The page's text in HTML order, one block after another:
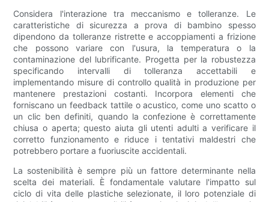
Considera l'interazione tra meccanismo e tolleranze. Le
caratteristiche di sicurezza a prova di bambino spesso
dipendono da tolleranze ristrette e accoppiamenti a frizione
che possono variare con l'usura, la temperatura o la
contaminazione del lubrificante. Progetta per la robustezza
specificando intervalli di tolleranza accettabili e
implementando misure di controllo qualità in produzione per
mantenere prestazioni costanti. Incorpora elementi che
forniscano un feedback tattile o acustico, come uno scatto o
un clic ben definiti, quando la confezione è correttamente
chiusa o aperta; questo aiuta gli utenti adulti a verificare il
corretto funzionamento e riduce i tentativi maldestri che
potrebbero portare a fuoriuscite accidentali.
La sostenibilità è sempre più un fattore determinante nella
scelta dei materiali. È fondamentale valutare l'impatto sul
ciclo di vita delle plastiche selezionate, il loro potenziale di